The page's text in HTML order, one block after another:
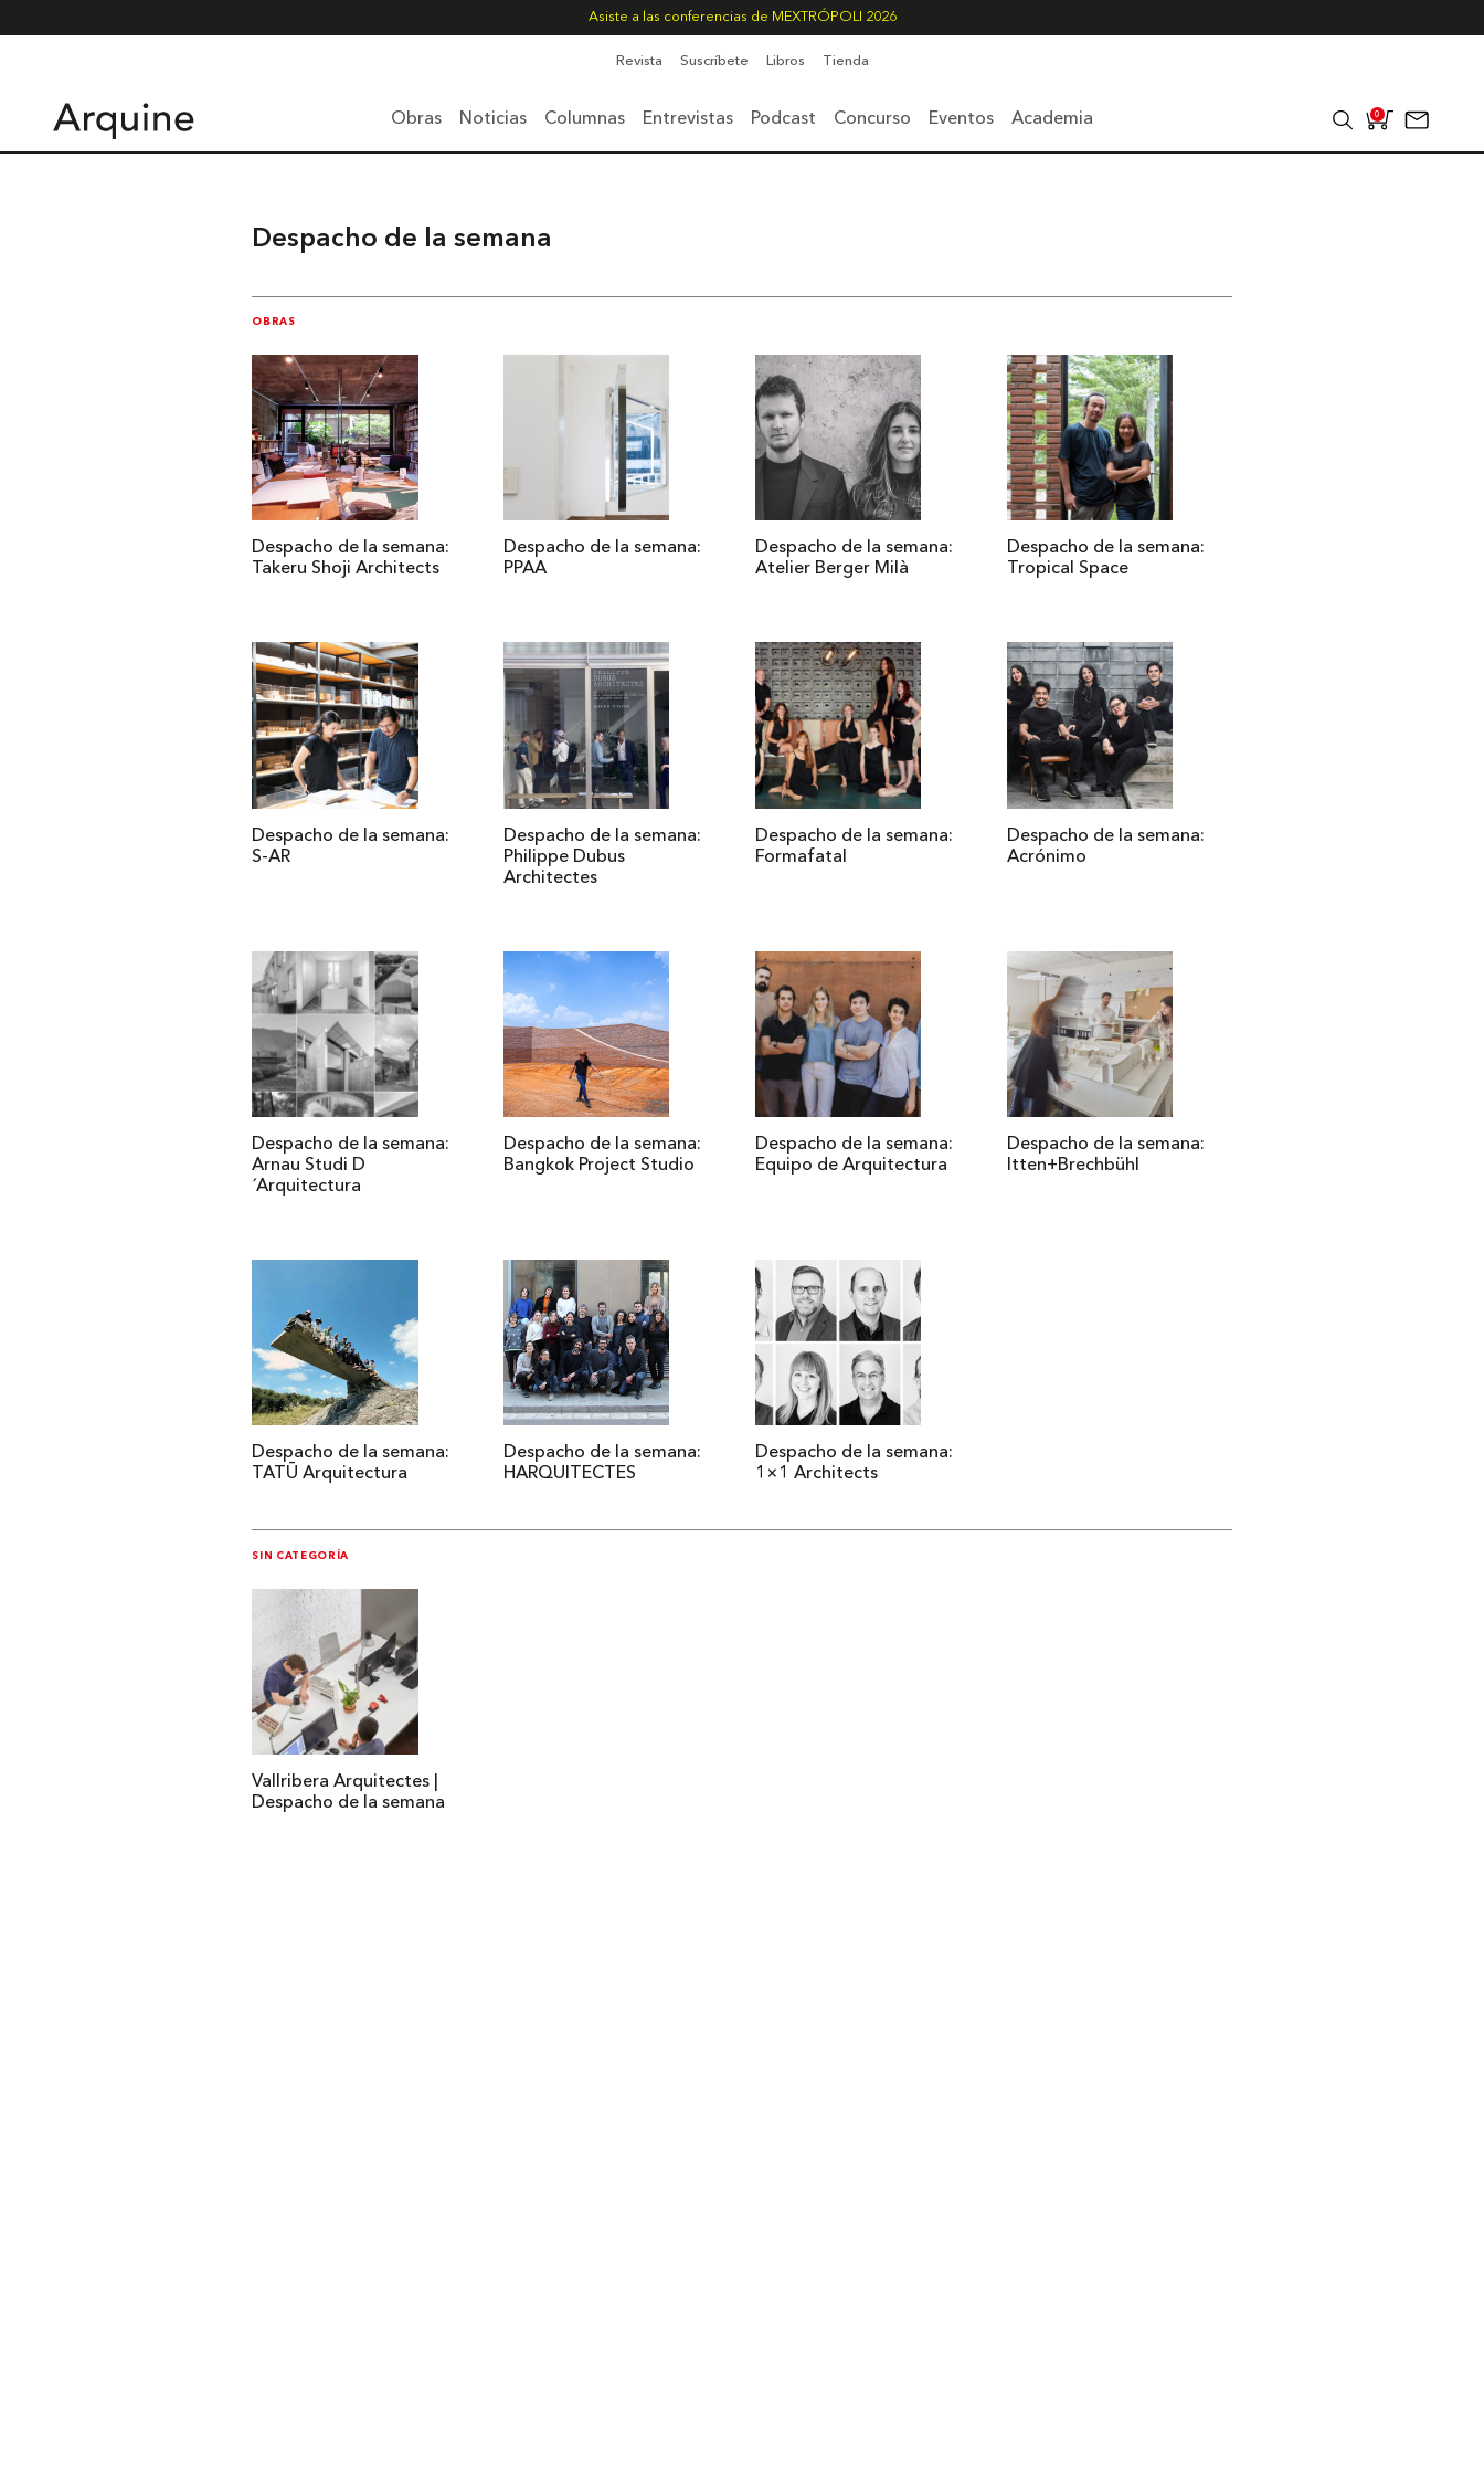
Asiste a las conferencias de MEXTRÓPOLI 2026
Revista Suscríbete Libros Tienda
Obras Noticias Columnas Entrevistas Podcast Concurso Eventos Academia 0
Despacho de la semana
OBRAS
Despacho de la semana:
Takeru Shoji Architects
Despacho de la semana:
PPAA
Despacho de la semana:
Atelier Berger Milà
Despacho de la semana:
Tropical Space
Despacho de la semana:
S-AR
Despacho de la semana:
Philippe Dubus
Architectes
Despacho de la semana:
Formafatal
Despacho de la semana:
Acrónimo
Despacho de la semana:
Arnau Studi D
´Arquitectura
Despacho de la semana:
Bangkok Project Studio
Despacho de la semana:
Equipo de Arquitectura
Despacho de la semana:
Itten+Brechbühl
Despacho de la semana:
TATŪ Arquitectura
Despacho de la semana:
HARQUITECTES
Despacho de la semana:
1×1 Architects
SIN CATEGORÍA
Vallribera Arquitectes |
Despacho de la semana